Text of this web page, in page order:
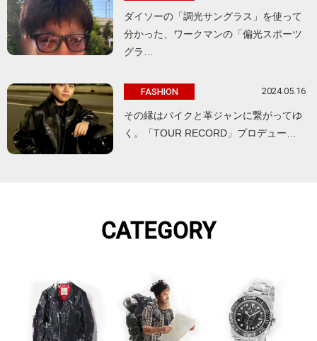
ダイソーの「調光サングラス」を使って
分かった、ワークマンの「偏光スポーツ
グラ…
FASHION 2024.05.16
その縁はバイクと革ジャンに繋がってゆ
く。「TOUR RECORD」プロデュー…
CATEGORY